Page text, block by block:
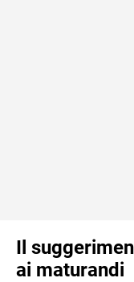
Il
ai maturandi